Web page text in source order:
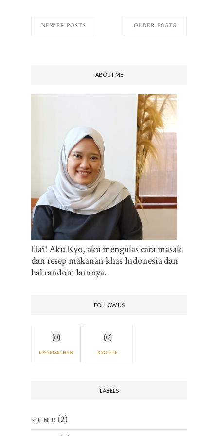
NEWER POSTS OLDER POSTS
ABOUT ME
Hai! Aku Kyo, aku mengulas cara masak
dan resep makanan khas Indonesia dan
hal random lainnya.
FOLLOW US
KYO RIZKI HAN KYO KUE
LABELS
KULINER (2)